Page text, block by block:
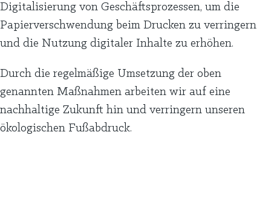
Digitalisierung von Geschäftsprozessen, um die
Papierverschwendung beim Drucken zu verringern
und die Nutzung digitaler Inhalte zu erhöhen.
Durch die regelmäßige Umsetzung der oben
genannten Maßnahmen arbeiten wir auf eine
nachhaltige Zukunft hin und verringern unseren
ökologischen Fußabdruck.